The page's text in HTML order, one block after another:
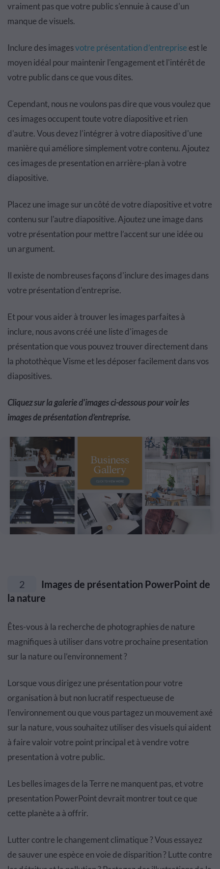
vraiment pas que votre public s'ennuie à cause d'un
manque de visuels.
Inclure des imagesvotre présentation d’entreprise est le
moyen idéal pour maintenir l'engagement et l'intérêt de
votre public dans ce que vous dites.
Cependant, nous ne voulons pas dire que vous voulez que
ces images occupent toute votre diapositive et rien
d'autre. Vous devez l'intégrer à votre diapositive d'une
manière qui améliore simplement votre contenu. Ajoutez
ces images de presentation en arrière-plan à votre
diapositive.
Placez une image sur un côté de votre diapositive et votre
contenu sur l'autre diapositive. Ajoutez une image dans
votre présentation pour mettre l’accent sur une idée ou
un argument.
Il existe de nombreuses façons d'inclure des images dans
votre présentation d'entreprise.
Et pour vous aider à trouver les images parfaites à
inclure, nous avons créé une liste d'images de
présentation que vous pouvez trouver directement dans
la photothèque Visme et les déposer facilement dans vos
diapositives.
Cliquez sur la galerie d'images ci-dessous pour voir les
images de présentation d’entreprise.
2
Images de présentation PowerPoint de
la nature
Êtes-vous à la recherche de photographies de nature
magnifiques à utiliser dans votre prochaine presentation
sur la nature ou l’environnement ?
Lorsque vous dirigez une présentation pour votre
organisation à but non lucratif respectueuse de
l'environnement ou que vous partagez un mouvement axé
sur la nature, vous souhaitez utiliser des visuels qui aident
à faire valoir votre point principal et à vendre votre
presentation à votre public.
Les belles images de la Terre ne manquent pas, et votre
presentation PowerPoint devrait montrer tout ce que
cette planète a à offrir.
Lutter contre le changement climatique ? Vous essayez
de sauver une espèce en voie de disparition ? Lutte contre